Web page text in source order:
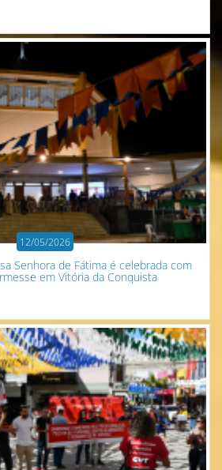
12/05/2026
Senhora de Fátima é celebrada com
em Vitória da Conquista